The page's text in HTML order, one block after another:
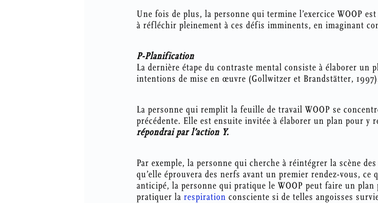
Une fois de plus, la personne qui termine l’exercice WOOP
à réfléchir pleinement à ces défis imminents, en imaginant
P-Planification
La dernière étape du contraste mental consiste à élaborer un
intentions de mise en œuvre (Gollwitzer et Brandstätter,
La personne qui remplit la feuille de travail WOOP se
précédente. Elle est ensuite invitée à élaborer un plan pour y
répondrai par l’action Y.
Par exemple, la personne qui cherche à réintégrer la scène
qu’elle éprouvera des nerfs avant un premier rendez-vous, ce
anticipé, la personne qui pratique le WOOP peut faire un
pratiquer la respiration consciente si de telles angoisses